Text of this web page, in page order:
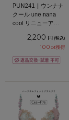
PUN241｜ウンナナ
クール une nana
cool リニューアル
スタンダードショー
2,200 円 (税込)
100pt獲得